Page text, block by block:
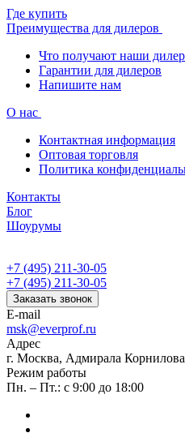
Где купить
Преимущества для дилеров
Что получают наши
Гарантии для дилеров
Напишите нам
О нас
Контактная информация
Оптовая торговля
Политика
Контакты
Блог
Шоурумы
+7 (495) 211-30-05
+7 (495) 211-30-05
Заказать звонок
E-mail
msk@everprof.ru
Адрес
г. Москва, Адмирала
Режим работы
Пн. – Пт.: с 9:00 до 18:00